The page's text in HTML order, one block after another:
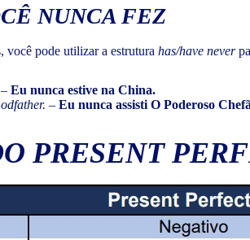
NUNCA FEZ
você pode utilizar a estrutura has/have never
– Eu nunca estive na China.
– Eu nunca assisti O Poderoso
PRESENT